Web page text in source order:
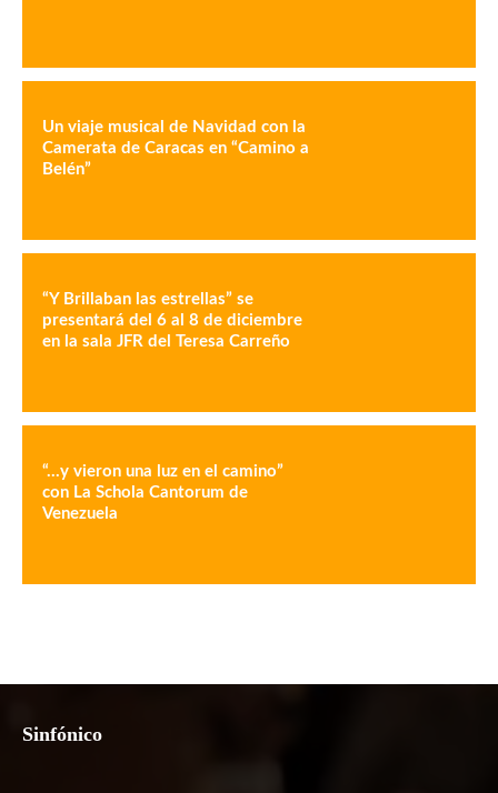
Un viaje musical de Navidad con la
Camerata de Caracas en “Camino a
Belén”
“Y Brillaban las estrellas” se
presentará del 6 al 8 de diciembre
en la sala JFR del Teresa Carreño
“…y vieron una luz en el camino”
con La Schola Cantorum de
Venezuela
Sinfónico